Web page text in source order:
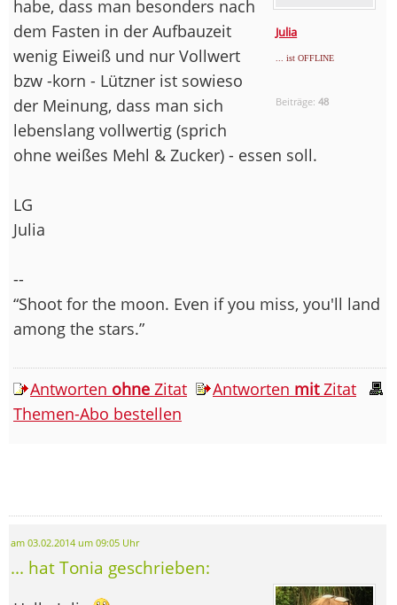
Julia
... ist OFFLINE
Beiträge:48
habe, dass man besonders nach
dem Fasten in der Aufbauzeit
wenig Eiweiß und nur Vollwert
bzw -korn - Lützner ist sowieso
der Meinung, dass man sich
lebenslang vollwertig (sprich
ohne weißes Mehl & Zucker) - essen soll.
LG
Julia
--
“Shoot for the moon. Even if you miss, you'll land
among the stars.”
Antworten ohne Zitat Antworten mitZitat
Themen-Abo bestellen
am 03.02.2014 um 09:05 Uhr
... hat Tonia geschrieben: